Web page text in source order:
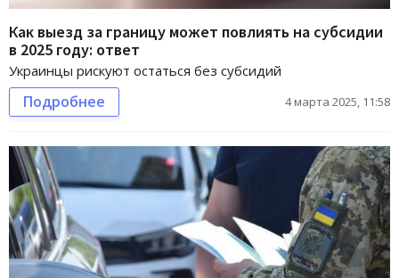
Как выезд за границу может повлиять на субсидии
в 2025 году: ответ
Украинцы рискуют остаться без субсидий
Подробнее 4 марта 2025, 11:58